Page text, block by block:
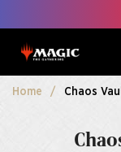
Home Chaos